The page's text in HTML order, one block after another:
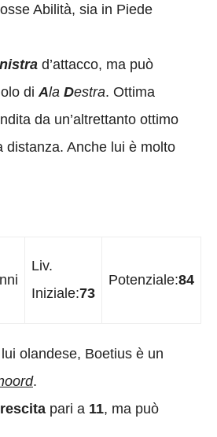
Abilità, sia in Piede
d’attacco, ma può
di Ala Destra. Ottima
da un’altrettanto ottimo
distanza. Anche lui è molto
Liv.
Iniziale:73
Potenziale:84
olandese, Boetius è un
.
pari a 11, ma può